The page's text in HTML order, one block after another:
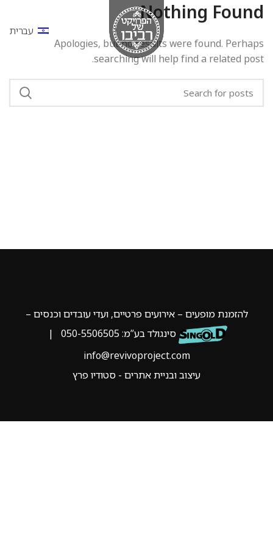
עברית
Nothing Found
Apologies, but no results were found. Perhaps
searching will help find a related post.
להזמנת מופעים – אירועים פרטיים, ועדי עובדים וכנסים –
סינגולד בע”מ:
|
info@revivoproject.com
עיצוב ובניית אתרים - סטודיו פרץ